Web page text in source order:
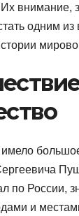
внимание,
одним
по России,
и